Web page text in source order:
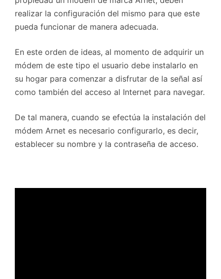
realizar la configuración del mismo para que este
pueda funcionar de manera adecuada.
En este orden de ideas, al momento de adquirir un
módem de este tipo el usuario debe instalarlo en
su hogar para comenzar a disfrutar de la señal así
como también del acceso al Internet para navegar.
De tal manera, cuando se efectúa la instalación del
módem Arnet es necesario configurarlo, es decir,
establecer su nombre y la contraseña de acceso.